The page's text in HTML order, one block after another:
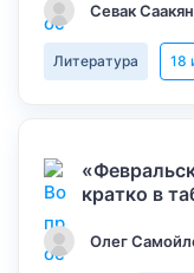
Севак Саакян
Литература 18
кратко в
Олег